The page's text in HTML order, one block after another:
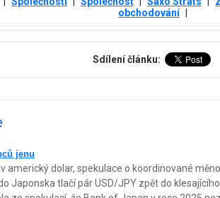
obchodování
Sdílení článku:
jenu
americký dolar, spekulace o koordinované
Japonska tlačí pár USD/JPY zpět do